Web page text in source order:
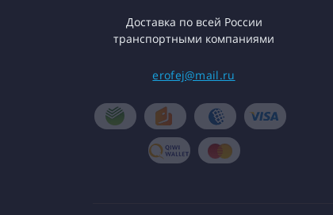
Доставка по всей России
транспортными компаниями
erofej@mail.ru